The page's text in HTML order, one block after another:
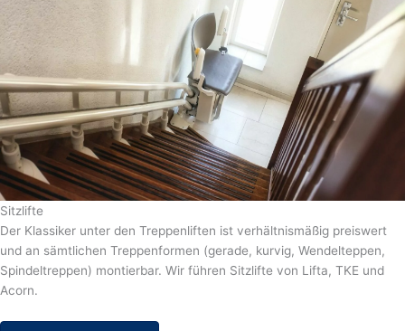
Sitzlifte
Der Klassiker unter den Treppenliften ist verhältnismäßig preiswert
und an sämtlichen Treppenformen (gerade, kurvig, Wendelteppen,
Spindeltreppen) montierbar. Wir führen Sitzlifte von Lifta, TKE und
Acorn.